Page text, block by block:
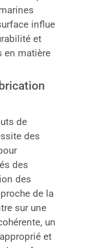
influe
et
en matière
de
des
des
des
de la
sur une
un
et